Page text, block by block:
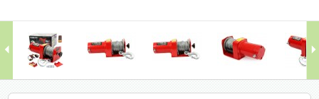
Darbarīki ar benzīna motoru (68)
Dārza un meža tehnika (399)